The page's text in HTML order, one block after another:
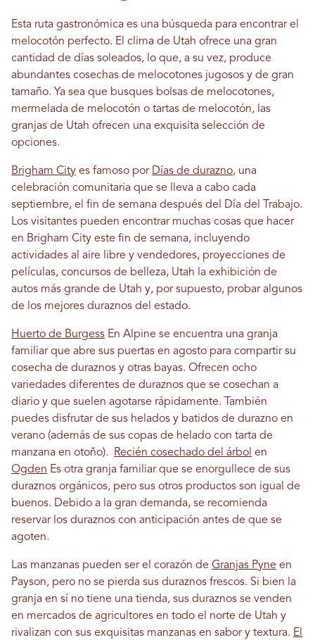
Esta ruta gastronómica es una búsqueda para encontrar el
melocotón perfecto. El clima de Utah ofrece una gran
cantidad de días soleados, lo que, a su vez, produce
abundantes cosechas de melocotones jugosos y de gran
tamaño. Ya sea que busques bolsas de melocotones,
mermelada de melocotón o tartas de melocotón, las
granjas de Utah ofrecen una exquisita selección de
opciones.
Brigham City es famoso por Días de durazno, una
celebración comunitaria que se lleva a cabo cada
septiembre, el fin de semana después del Día del Trabajo.
Los visitantes pueden encontrar muchas cosas que hacer
en Brigham City este fin de semana, incluyendo
actividades al aire libre y vendedores, proyecciones de
películas, concursos de belleza, Utah la exhibición de
autos más grande de Utah y, por supuesto, probar algunos
de los mejores duraznos del estado.
Huerto de Burgess En Alpine se encuentra una granja
familiar que abre sus puertas en agosto para compartir su
cosecha de duraznos y otras bayas. Ofrecen ocho
variedades diferentes de duraznos que se cosechan a
diario y que suelen agotarse rápidamente. También
puedes disfrutar de sus helados y batidos de durazno en
verano (además de sus copas de helado con tarta de
manzana en otoño).
Recién cosechado del árbol en
Ogden Es otra granja familiar que se enorgullece de sus
duraznos orgánicos, pero sus otros productos son igual de
buenos. Debido a la gran demanda, se recomienda
reservar los duraznos con anticipación antes de que se
agoten.
Las manzanas pueden ser el corazón de Granjas Pyne en
Payson, pero no se pierda sus duraznos frescos. Si bien la
granja en sí no tiene una tienda, sus duraznos se venden
en mercados de agricultores en todo el norte de Utah y
rivalizan con sus exquisitas manzanas en sabor y textura. El